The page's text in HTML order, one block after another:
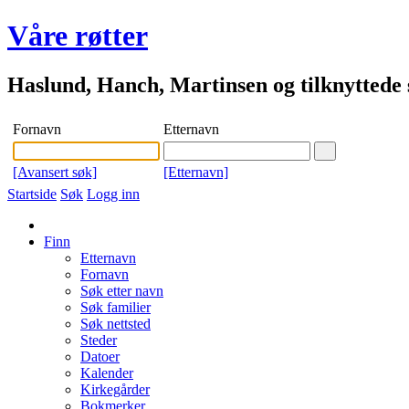
Våre røtter
Haslund, Hanch, Martinsen og tilknyttede
Fornavn Etternavn
[Avansert søk]
[Etternavn]
Startside Søk Logg inn
Finn
Etternavn
Fornavn
Søk etter navn
Søk familier
Søk nettsted
Steder
Datoer
Kalender
Kirkegårder
Bokmerker